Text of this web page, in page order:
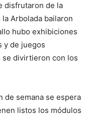
disfrutaron de la
Arbolada bailaron
hubo exhibiciones
y de juegos
se divirtieron con los
de semana se espera
listos los módulos